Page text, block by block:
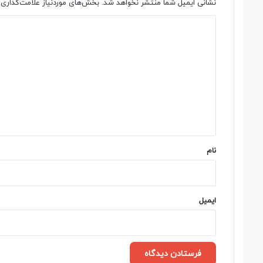
نشانی ایمیل شما منتشر نخواهد شد. بخش‌های موردنیاز
نام
ایمیل